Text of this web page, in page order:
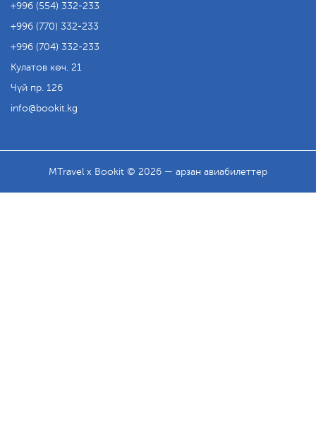
+996 (554) 332-233
+996 (770) 332-233
+996 (704) 332-233
Кулатов көч. 21
Чүй пр. 126
info
bookit.kg
MTravel x Bookit © 2026 — арзан авиабилеттер